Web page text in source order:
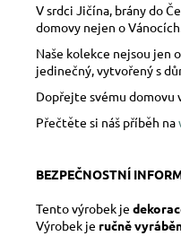
V srdci Jičína, brány do
domovy nejen o
Naše kolekce nejsou jen
jedinečný, vytvořený s
Dopřejte svému domovu
Přečtěte si náš příběh na
BEZPEČNOSTNÍ
Tento výrobek je
Výrobek je ručně